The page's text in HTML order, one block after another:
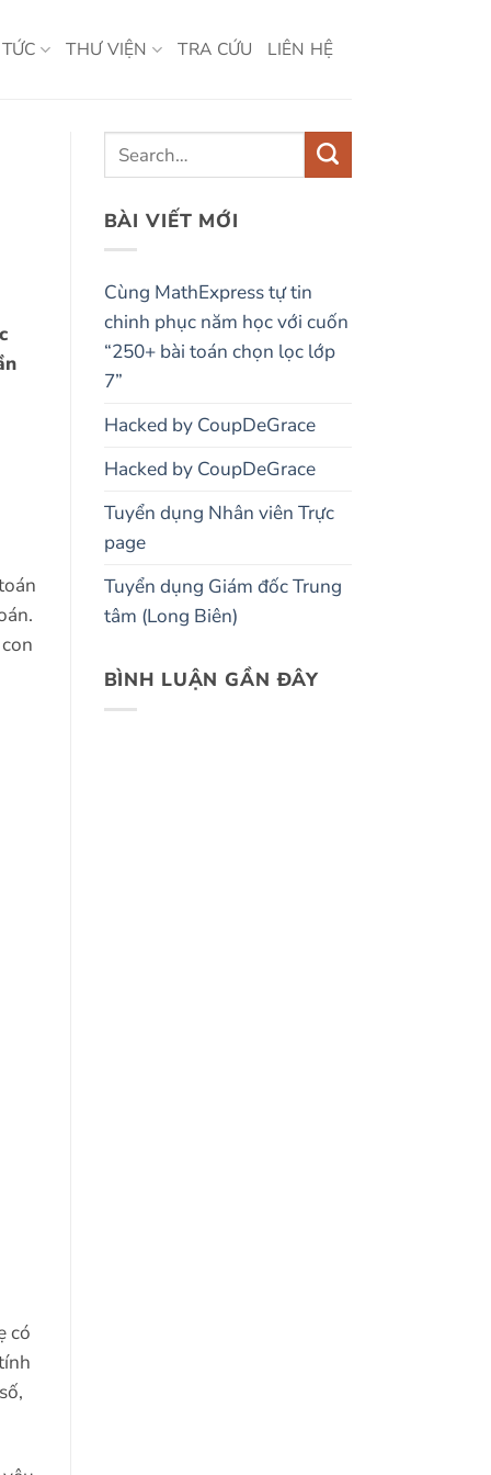
THƯ VIỆN TRA CỨU LIÊN HỆ
có
BÀI VIẾT MỚI
Cùng MathExpress tự tin
chinh phục năm học với cuốn
“250+ bài toán chọn lọc lớp
7”
Hacked by CoupDeGrace
Hacked by CoupDeGrace
Tuyển dụng Nhân viên Trực
page
Tuyển dụng Giám đốc Trung
tâm (Long Biên)
BÌNH LUẬN GẦN ĐÂY